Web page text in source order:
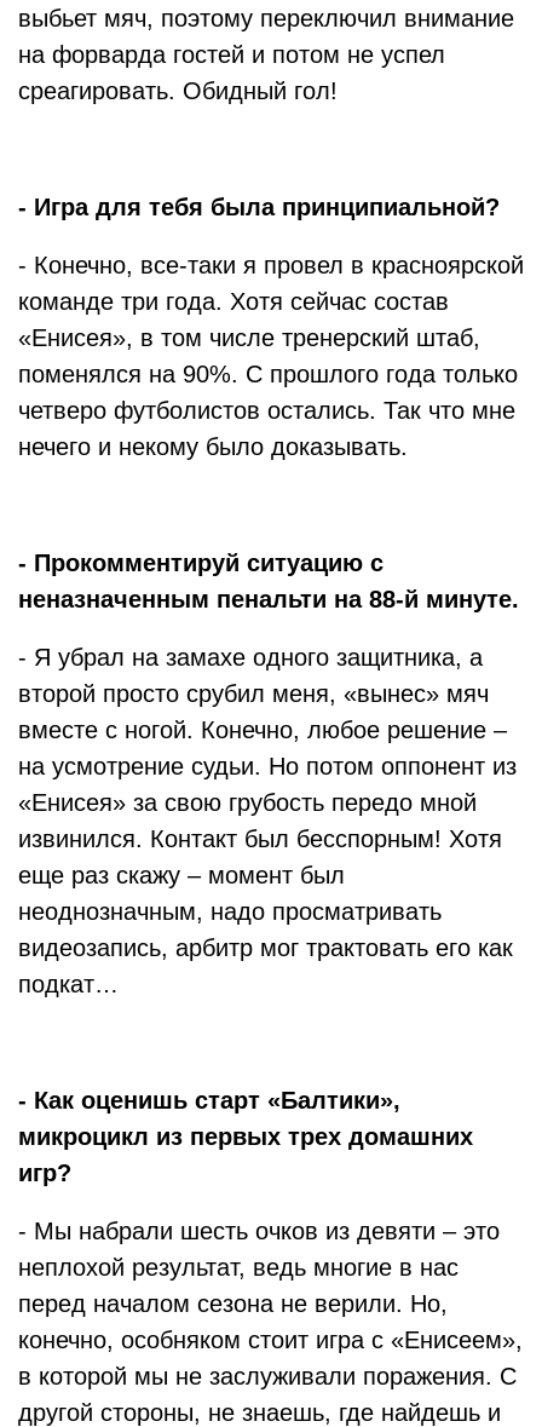
выбьет мяч, поэтому переключил внимание
на форварда гостей и потом не успел
среагировать. Обидный гол!
- Игра для тебя была принципиальной?
- Конечно, все-таки я провел в красноярской
команде три года. Хотя сейчас состав
«Енисея», в том числе тренерский штаб,
поменялся на 90%. С прошлого года только
четверо футболистов остались. Так что мне
нечего и некому было доказывать.
- Прокомментируй ситуацию с
неназначенным пенальти на 88-й минуте.
- Я убрал на замахе одного защитника, а
второй просто срубил меня, «вынес» мяч
вместе с ногой. Конечно, любое решение –
на усмотрение судьи. Но потом оппонент из
«Енисея» за свою грубость передо мной
извинился. Контакт был бесспорным! Хотя
еще раз скажу – момент был
неоднозначным, надо просматривать
видеозапись, арбитр мог трактовать его как
подкат…
- Как оценишь старт «Балтики»,
микроцикл из первых трех домашних
игр?
- Мы набрали шесть очков из девяти – это
неплохой результат, ведь многие в нас
перед началом сезона не верили. Но,
конечно, особняком стоит игра с «Енисеем»,
в которой мы не заслуживали поражения. С
другой стороны, не знаешь, где найдешь и